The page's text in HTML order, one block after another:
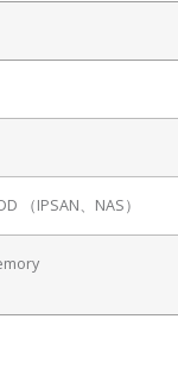
（IPSAN、NAS）